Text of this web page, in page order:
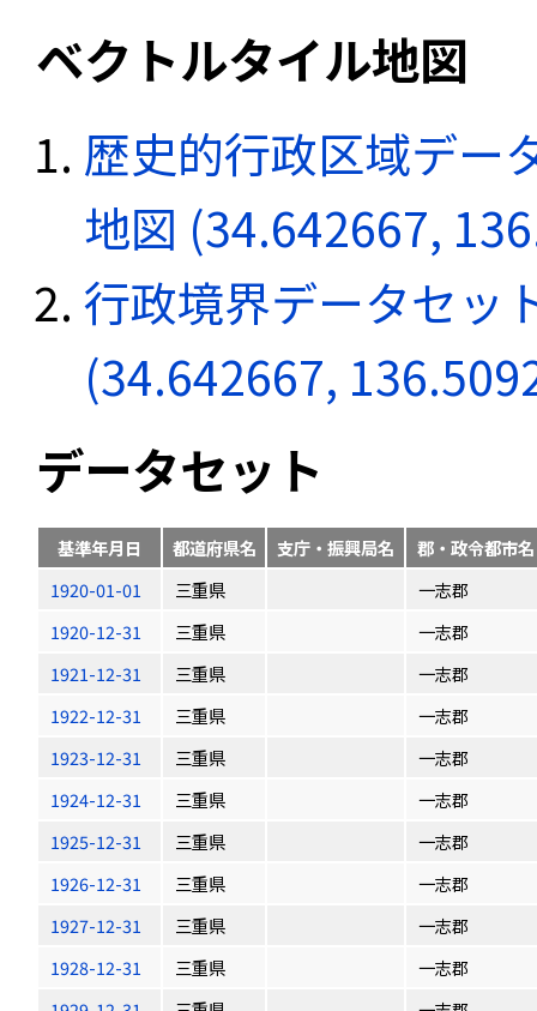
ベクトルタイル地図
歴史的行政区域デー
地図 (34.642667,
行政境界データセッ
(34.642667,
データセット
基準年月日 都道府県名 支庁・振興局名
郡・政令都市名
1920-01-01
三重県
一志郡
1920-12-31
三重県
一志郡
1921-12-31
三重県
一志郡
1922-12-31
三重県
一志郡
1923-12-31
三重県
一志郡
1924-12-31
三重県
一志郡
1925-12-31
三重県
一志郡
1926-12-31
三重県
一志郡
1927-12-31
三重県
一志郡
1928-12-31
三重県
一志郡